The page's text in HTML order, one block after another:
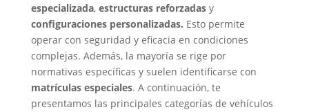
especializada, estructuras reforzadasy
configuraciones personalizadas. Esto permite
operar con seguridad y eficacia en condiciones
complejas. Además, la mayoría se rige por
normativas específicas y suelen identificarse con
matrículas especiales. A continuación, te
presentamos las principales categorías de vehículos